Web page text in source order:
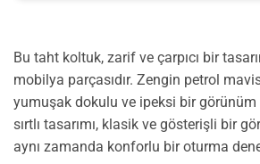
Bu taht koltuk, zarif ve çarpıcı bir
mobilya parçasıdır. Zengin petrol
yumuşak dokulu ve ipeksi bir görünüm
sırtlı tasarımı, klasik ve gösterişli bir
aynı zamanda konforlu bir oturma